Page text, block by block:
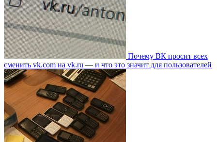
Почему ВК просит всех
сменить vk.com на vk.ru — и что это значит для пользователей